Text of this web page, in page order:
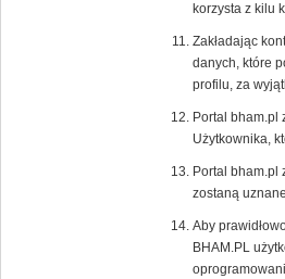
korzysta z kilu
Zakładając
danych, które
profilu, za
Portal bham.pl
Użytkownika,
Portal bham.pl
zostaną
Aby
BHAM.PL